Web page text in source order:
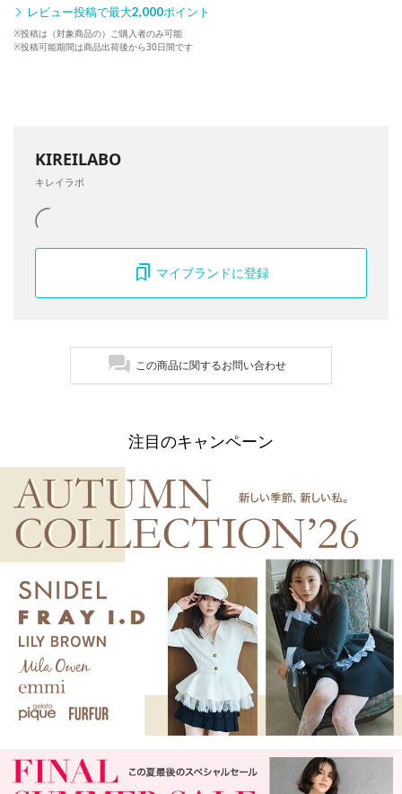
レビュー投稿で最大2,000ポイント
※投稿は（対象商品の）ご購入者のみ可能
※投稿可能期間は商品出荷後から30日間です
KIREILABO
キレイラボ
マイブランドに登録
この商品に関するお問い合わせ
注目のキャンペーン